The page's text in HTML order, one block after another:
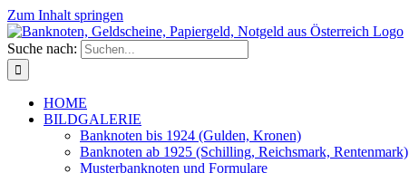
Zum Inhalt springen
Suche nach:
HOME
BILDGALERIE
Banknoten bis 1924 (Gulden, Kronen)
Banknoten ab 1925 (Schilling, Reichsmark, Rentenmark)
Musterbanknoten und Formulare